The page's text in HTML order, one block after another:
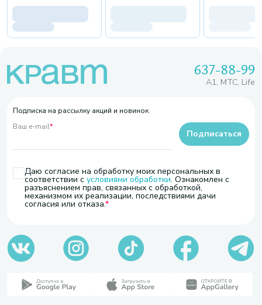
637-88-99
A1, МТС, Life
Подписка на рассылку акций и новинок
Ваш e-mail*
Даю согласие на обработку моих персональных в
соответствии с условиями обработки. Ознакомлен с
разъяснением прав, связанных с обработкой,
механизмом их реализации, последствиями дачи
согласия или отказа.
Подписаться